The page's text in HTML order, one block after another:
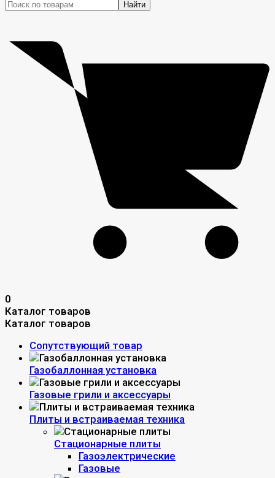
Найти
0
Каталог товаров
Каталог товаров
Сопутствующий товар
Газобаллонная установка
Газовые грили и аксессуары
Плиты и встраиваемая техника
Стационарные плиты
Газоэлектрические
Газовые